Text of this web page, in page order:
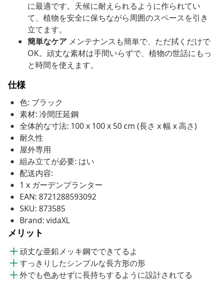
に最適です。天候に耐えられるように作られてい
て、植物を安全に保ちながら周囲のスペースを引き
立てます。
簡単なケア メンテナンスも簡単で、ただ拭くだけで
OK。頑丈な素材は手間いらずで、植物の世話にもっ
と時間を使えます。
仕様
色: ブラック
素材: 冷間圧延鋼
全体的な寸法: 100 x 100 x 50 cm (長さ x 幅 x 高さ)
耐久性
屋外専用
組み立てが必要: はい
配送内容:
1 x ガーデンプランター
EAN: 8721288593092
SKU: 873585
Brand: vidaXL
メリット
頑丈な亜鉛メッキ鋼でできてるよ
すっきりしたシンプルな長方形の形
外でも色あせずに長持ちするように設計されてる